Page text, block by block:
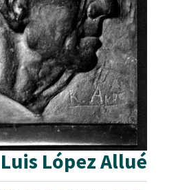
López Allué